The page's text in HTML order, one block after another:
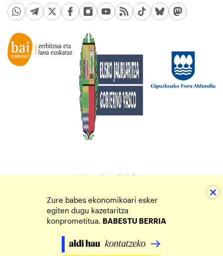
Zure babes ekonomikoari esker
egiten dugu kazetaritza
konprometitua. BABESTU BERRIA